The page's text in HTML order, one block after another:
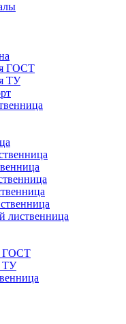
ГОСТ
ТУ
лиственница
ГОСТ
ТУ